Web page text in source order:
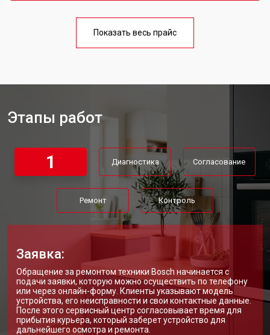
Показать весь прайс
Этапы работ
1 Диагностика Согласование
Ремонт Контроль
Заявка:
Обращение за ремонтом техники Bosch начинается с
подачи заявки, которую можно осуществить по телефону
или через онлайн-форму. Клиенты указывают модель
устройства, его неисправности и свои контактные данные.
После этого сервисный центр согласовывает время для
прибытия курьера, который заберет устройство для
дальнейшего осмотра и ремонта.